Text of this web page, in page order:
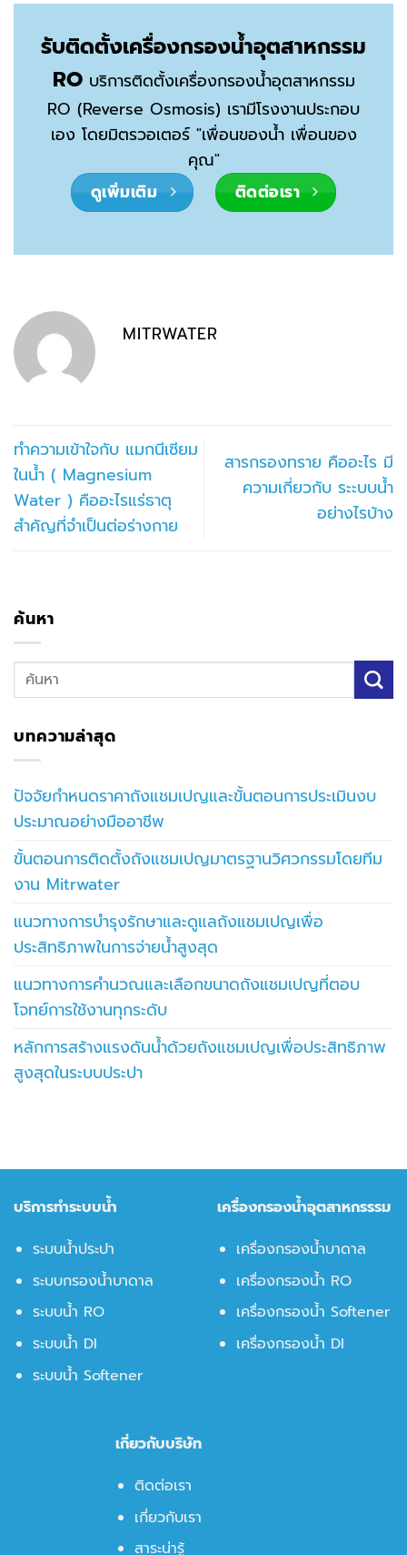
รับติดตั้งเครื่องกรองน้ำอุตสาหกรรม
ROบริการติดตั้งเครื่องกรองน้ำอุตสาหกรรม
RO (Reverse Osmosis) เรามีโรงงานประกอบ
เอง โดยมิตรวอเตอร์ "เพื่อนของน้ำ เพื่อนของ
คุณ"
ดูเพิ่มเติม
ติดต่อเรา
MITRWATER
ทำความเข้าใจกับ แมกนีเซียม
ในน้ำ ( Magnesium
Water ) คืออะไรแร่ธาตุ
สำคัญที่จำเป็นต่อร่างกาย
สารกรองทราย คืออะไร มี
ความเกี่ยวกับ ระะบบน้ำ
อย่างไรบ้าง
ค้นหา
บทความล่าสุด
ปัจจัยกำหนดราคาถังแชมเปญและขั้นตอนการประเมินงบ
ประมาณอย่างมืออาชีพ
ขั้นตอนการติดตั้งถังแชมเปญมาตรฐานวิศวกรรมโดยทีม
งาน Mitrwater
แนวทางการบำรุงรักษาและดูแลถังแชมเปญเพื่อ
ประสิทธิภาพในการจ่ายน้ำสูงสุด
แนวทางการคำนวณและเลือกขนาดถังแชมเปญที่ตอบ
โจทย์การใช้งานทุกระดับ
หลักการสร้างแรงดันน้ำด้วยถังแชมเปญเพื่อประสิทธิภาพ
สูงสุดในระบบประปา
บริการทำระบบน้ำ
ระบบน้ำประปา
ระบบกรองน้ำบาดาล
ระบบน้ำ RO
ระบบน้ำ DI
ระบบน้ำ Softener
เครื่องกรองน้ำอุตสาหกรรรม
เครื่องกรองน้ำบาดาล
เครื่องกรองน้ำ RO
เครื่องกรองน้ำ Softener
เครื่องกรองน้ำ DI
เกี่ยวกับบริษัท
ติดต่อเรา
เกี่ยวกับเรา
สาระน่ารู้